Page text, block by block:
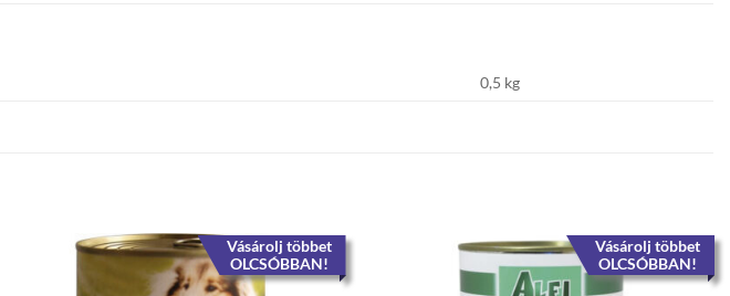
0,5 kg
Vásárolj többet
OLCSÓBBAN!
Vásárolj többet
OLCSÓBBAN!